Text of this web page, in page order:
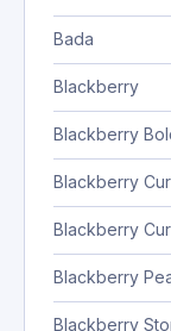
Bada
Blackberry
Blackberry
Blackberry
Blackberry
Blackberry
Blackberry